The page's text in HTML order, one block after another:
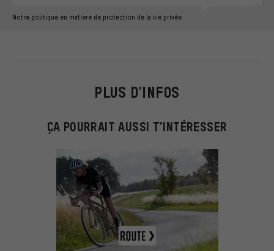
Notre politique en matière de protection de la vie privée
PLUS D'INFOS
ÇA POURRAIT AUSSI T'INTÉRESSER